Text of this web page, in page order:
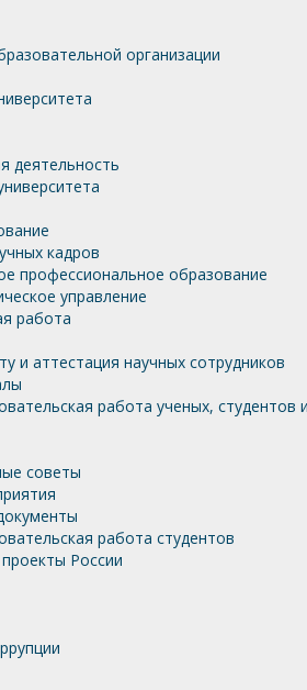
организации
деятельность
кадров
профессиональное образование
управление
работа
и аттестация научных сотрудников
работа ученых, студентов
советы
работа студентов
России